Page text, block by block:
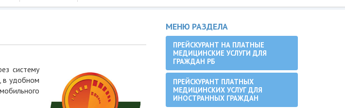
систему
в удобном
МЕНЮ РАЗДЕЛА
ПРЕЙСКУРАНТ НА ПЛАТНЫЕ
МЕДИЦИНСКИЕ УСЛУГИ ДЛЯ
ГРАЖДАН РБ
ПРЕЙСКУРАНТ ПЛАТНЫХ
МЕДИЦИНСКИХ УСЛУГ ДЛЯ
ИНОСТРАННЫХ ГРАЖДАН